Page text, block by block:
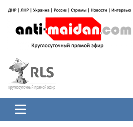
содержимому
Антимайдан:
на Украине
гражданской войне на Украине, включая
ЛНР и других регионах.